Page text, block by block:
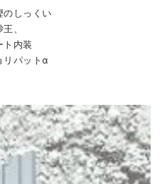
のしっくい
、
ト内装
リパットα